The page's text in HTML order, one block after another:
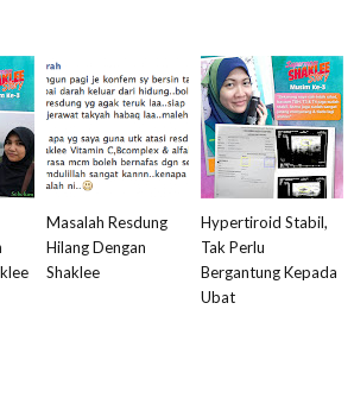
Masalah Resdung
Hilang Dengan
Shaklee
Hypertiroid Stabil,
Tak Perlu
Bergantung Kepada
Ubat